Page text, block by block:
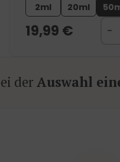
2ml 20ml
19,99 €
derAuswahl